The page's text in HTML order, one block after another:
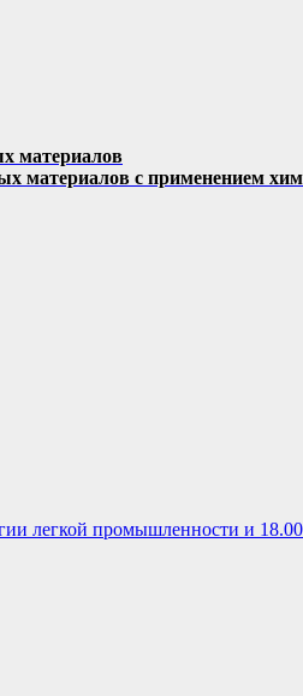
материалов
с применением
легкой промышленности и